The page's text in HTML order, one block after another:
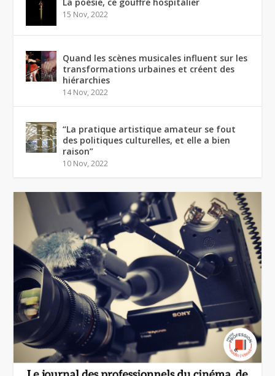
15 Nov, 2022
Quand les scènes musicales influent sur les
transformations urbaines et créent des
hiérarchies
14 Nov, 2022
“La pratique artistique amateur se fout
des politiques culturelles, et elle a bien
raison”
10 Nov, 2022